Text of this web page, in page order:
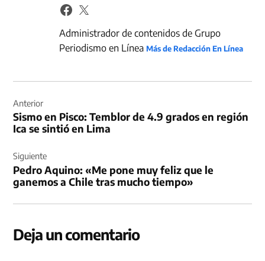
Administrador de contenidos de Grupo
Periodismo en LíneaMás de Redacción En Línea
de
entradas
Anterior
Sismo en Pisco: Temblor de 4.9 grados en región
Ica se sintió en Lima
Siguiente
Pedro Aquino: «Me pone muy feliz que le
ganemos a Chile tras mucho tiempo»
Deja un comentario